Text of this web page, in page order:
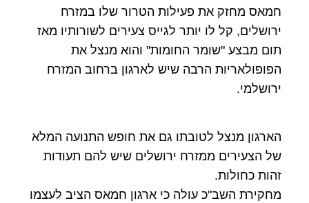
חמאס מחזק את פעילות הטרור שלו במזרח
ירושלים, קל לו יותר לגייס צעירים לשורותיו מאז
תום מבצע "שומר החומות" והוא מנצל את
הפופולאריות הרבה שיש לארגון ברחוב המזרח
ירושלמי.
הארגון מנצל לטובתו גם את חופש התנועה המלא
של הצעירים ממזרח ירושלים שיש להם תעודות
זהות כחולות.
מחקירת השב"כ עולה כי ארגון חמאס הציב לעצמו